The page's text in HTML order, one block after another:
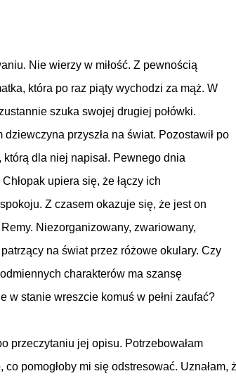
Nie wierzy w miłość. Z pewnością
która po raz piąty wychodzi za mąż. W
szuka swojej drugiej połówki.
dziewczyna przyszła na świat. Pozostawił po
, którą dla niej napisał. Pewnego dnia
upiera się, że łączy ich
Z czasem okazuje się, że jest on
Niezorganizowany, zwariowany,
na świat przez różowe okulary. Czy
charakterów ma szansę
w stanie wreszcie komuś w pełni zaufać?
przeczytaniu jej opisu. Potrzebowałam
pomogłoby mi się odstresować. Uznałam,